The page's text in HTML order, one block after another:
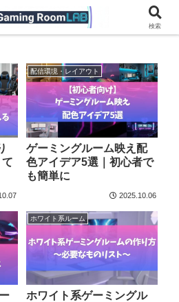
ルーム 配信環境・レイアウト アイ
配信環境・レイアウト
ゲーミングルーム映え配
色アイデア5選｜初心者で
も簡単に
2025.10.06
ホワイト系ルーム
ホワイト系ゲーミングル
検索